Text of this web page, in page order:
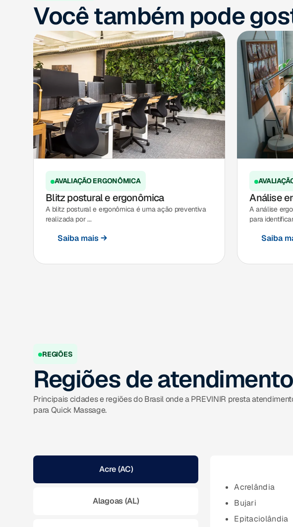
Você também pode
AVALIAÇÃO ERGONÔMICA
Blitz postural e ergonômica
A blitz postural e ergonômica é uma ação preventiva
realizada por ...
Saiba mais
Análise
A análise
para
Saiba
REGIÕES
Regiões de atendimento
Principais cidades e regiões do Brasil onde a PREVINIR presta
para Quick Massage.
Acre (AC)
Alagoas (AL)
Acrelândia
Bujari
Epitaciolândia